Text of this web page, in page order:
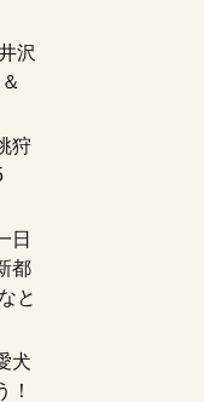
沢
狩
日
都
と
犬
！